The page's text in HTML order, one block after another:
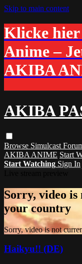
Skip to main content
Klicke
Anime –
AKIBA
AKIBA
Browse Simulcast
AKIBA ANIME Start
Start Watching Sign In
Sorry, video
your country
Sorry, video is not
Haikyu!! (DE)